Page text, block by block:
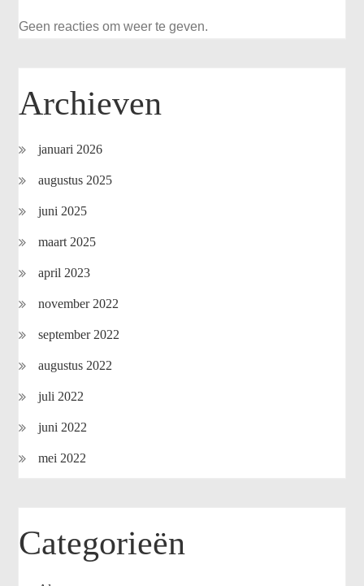
Geen reacties om weer te geven.
Archieven
januari 2026
augustus 2025
juni 2025
maart 2025
april 2023
november 2022
september 2022
augustus 2022
juli 2022
juni 2022
mei 2022
Categorieën